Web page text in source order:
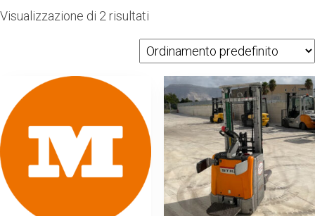
Visualizzazione di 2 risultati